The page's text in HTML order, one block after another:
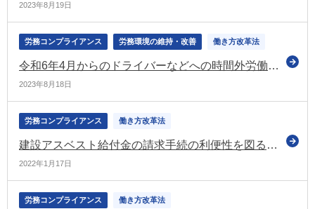
2023年8月19日
労務コンプライアンス 労務環境の維持・改善 働き方改革法
令和6年4月からのドライバーなどへの時間外労働の上限規制の適用に向けて ＰＲ動画第3弾を公開（厚労省）
2023年8月18日
労務コンプライアンス 働き方改革法
建設アスベスト給付金の請求手続の利便性を図る情報提供サービスを開始（厚労省)
2022年1月17日
労務コンプライアンス 働き方改革法